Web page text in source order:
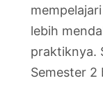
lebih
praktiknya.
Semester 2